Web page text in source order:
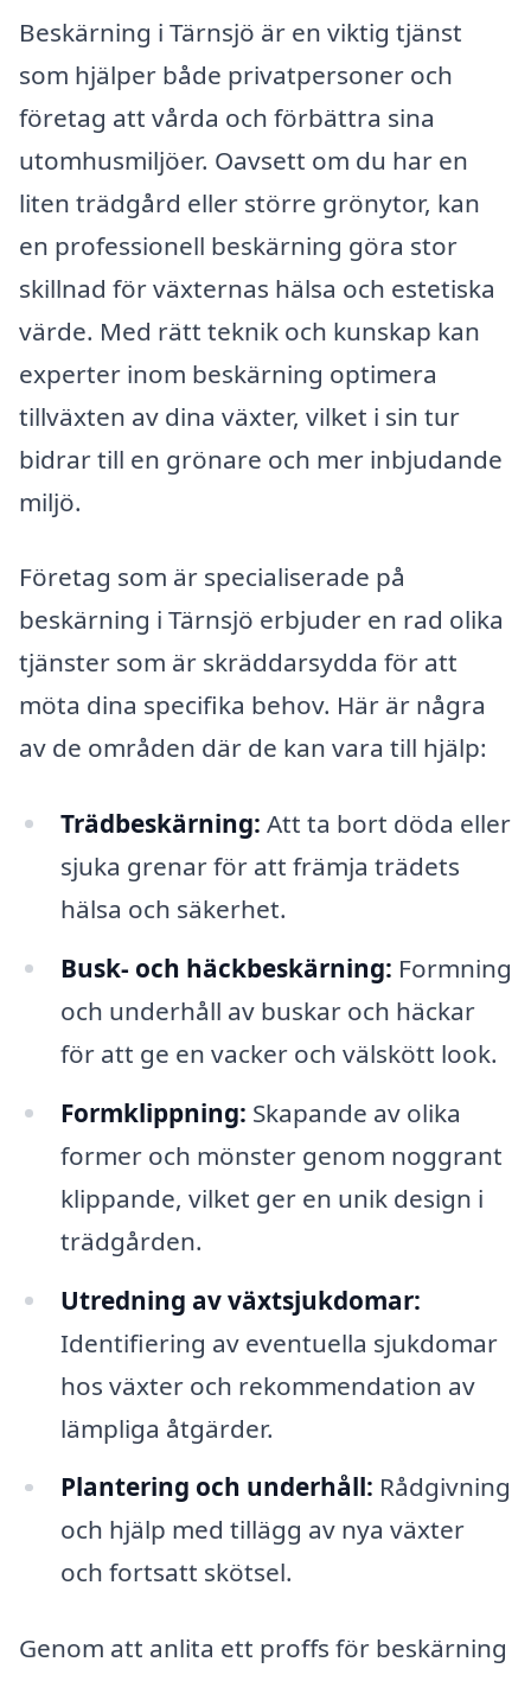
Beskärning i Tärnsjö är en viktig tjänst
som hjälper både privatpersoner och
företag att vårda och förbättra sina
utomhusmiljöer. Oavsett om du har en
liten trädgård eller större grönytor, kan
en professionell beskärning göra stor
skillnad för växternas hälsa och estetiska
värde. Med rätt teknik och kunskap kan
experter inom beskärning optimera
tillväxten av dina växter, vilket i sin tur
bidrar till en grönare och mer inbjudande
miljö.
Företag som är specialiserade på
beskärning i Tärnsjö erbjuder en rad olika
tjänster som är skräddarsydda för att
möta dina specifika behov. Här är några
av de områden där de kan vara till hjälp:
Trädbeskärning: Att ta bort döda eller
sjuka grenar för att främja trädets
hälsa och säkerhet.
Busk- och häckbeskärning: Formning
och underhåll av buskar och häckar
för att ge en vacker och välskött look.
Formklippning: Skapande av olika
former och mönster genom noggrant
klippande, vilket ger en unik design i
trädgården.
Utredning av växtsjukdomar:
Identifiering av eventuella sjukdomar
hos växter och rekommendation av
lämpliga åtgärder.
Plantering och underhåll: Rådgivning
och hjälp med tillägg av nya växter
och fortsatt skötsel.
Genom att anlita ett proffs för beskärning